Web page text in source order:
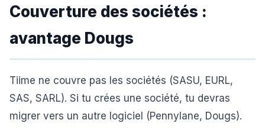
Couverture des sociétés :
avantage Dougs
Tiime ne couvre pas les sociétés (SASU, EURL,
SAS, SARL). Si tu crées une société, tu devras
migrer vers un autre logiciel (Pennylane, Dougs).